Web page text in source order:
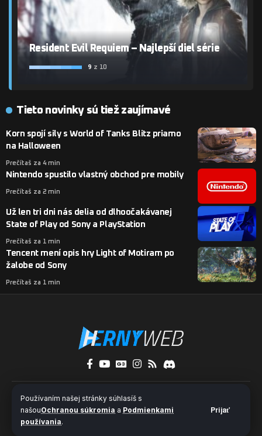
Používaním našej stránky súhlasíš s
našouOchranou súkromia a Podmienkami
používania.
Prijať
Resident Evil Requiem – Najlepší diel série
9 z 10
Tieto novinky sú tiež zaujímavé
Korn spojí sily s World of Tanks Blitz priamo
na Halloween
Prečítaš za 4 min
Nintendo spustilo vlastný obchod pre mobily
Prečítaš za 2 min
Už len tri dni nás delia od dlhoočakávanej
State of Play od Sony a PlayStation
Prečítaš za 1 min
Tencent mení opis hry Light of Motiram po
žalobe od Sony
Prečítaš za 1 min
O nás Kontakty
Ochrana súkromia a súbory cookies